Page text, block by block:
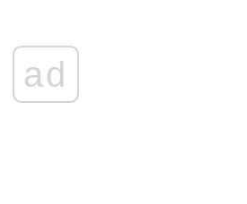
ad